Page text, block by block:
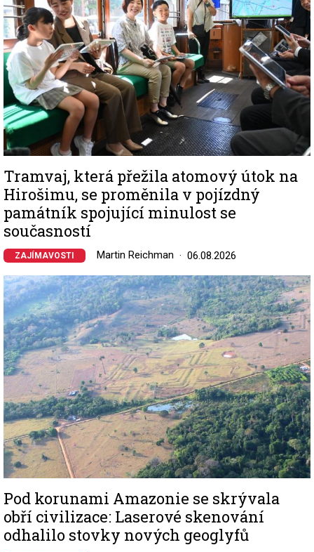
Tramvaj, která přežila atomový útok na
Hirošimu, se proměnila v pojízdný
památník spojující minulost se
současností
ZAJÍMAVOSTI Martin Reichman 06.08.2026
Image
Pod korunami Amazonie se skrývala
obří civilizace: Laserové skenování
odhalilo stovky nových geoglyfů